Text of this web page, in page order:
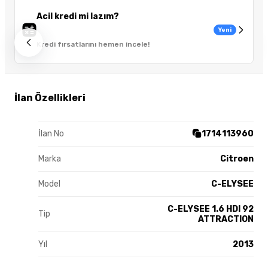
Acil kredi mi lazım?
Kredi fırsatlarını hemen incele!
Yeni
İlan Özellikleri
İlan No 1714113960
Marka Citroen
Model C-ELYSEE
Tip
C-ELYSEE 1.6 HDI 92
ATTRACTION
Yıl 2013